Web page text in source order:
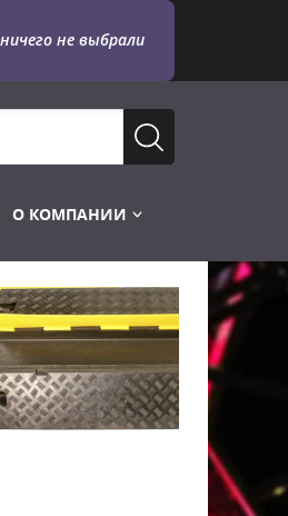
не выбрали
аппаратура
О КОМПАНИИ